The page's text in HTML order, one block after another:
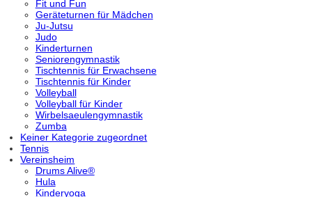
Fit und Fun
Geräteturnen für Mädchen
Ju-Jutsu
Judo
Kinderturnen
Seniorengymnastik
Tischtennis für Erwachsene
Tischtennis für Kinder
Volleyball
Volleyball für Kinder
Wirbelsaeulengymnastik
Zumba
Keiner Kategorie zugeordnet
Tennis
Vereinsheim
Drums Alive®
Hula
Kinderyoga